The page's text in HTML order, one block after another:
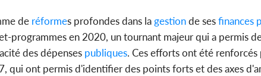
de réformes profondes dans lagestionde sesfinances
programmes en 2020, un tournant majeur qui a permis
des dépenses publiques. Ces efforts ont été renforcés
qui ont permis d'identifier des points forts et des axes